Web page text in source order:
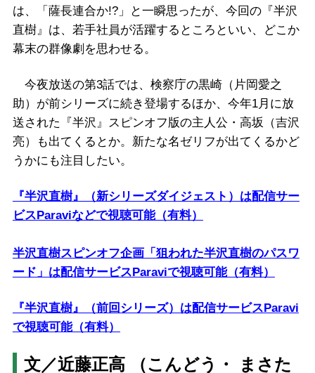
は、「薩長連合か!?」と一瞬思ったが、今回の『半沢
直樹』は、若手社員が活躍するところといい、どこか
幕末の群像劇を思わせる。
今夜放送の第3話では、検察庁の黒崎（片岡愛之
助）が前シリーズに続き登場するほか、今年1月に放
送された『半沢』スピンオフ版の主人公・高坂（吉沢
亮）も出てくるとか。新たな名ゼリフが出てくるかど
うかにも注目したい。
『半沢直樹』（新シリーズダイジェスト）は配信サー
ビスParaviなどで視聴可能（有料）
半沢直樹スピンオフ企画「狙われた半沢直樹のパスワ
ード」は配信サービスParaviで視聴可能（有料）
『半沢直樹』（前回シリーズ）は配信サービスParavi
で視聴可能（有料）
文／近藤正高 （こんどう・ まさた